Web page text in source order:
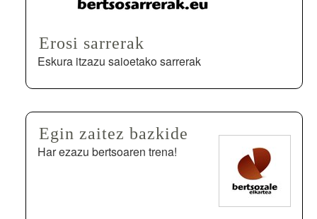
Erosi sarrerak
Eskura itzazu saioetako sarrerak
Egin zaitez bazkide
Har ezazu bertsoaren trena!